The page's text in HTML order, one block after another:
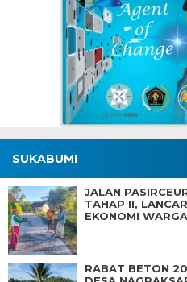
SUKABUMI
JALAN
TAHAP II,
EKONOMI WARGA
RABAT BETON